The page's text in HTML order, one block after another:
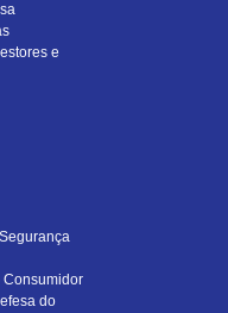
e
do